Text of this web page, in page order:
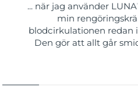
... när jag använder LUNA
min
blodcirkulationen redan
Den gör att allt går